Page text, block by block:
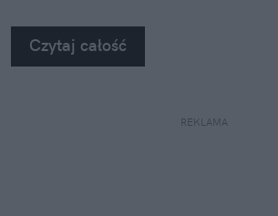
Czytaj całość
REKLAMA